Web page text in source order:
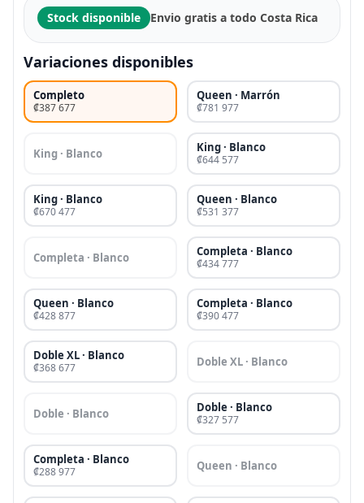
Stock disponible Envio gratis a todo Costa Rica
Variaciones disponibles
Completo
₡387 677
Queen · Marrón
₡781 977
King · Blanco King · Blanco
₡644 577
King · Blanco
₡670 477
Queen · Blanco
₡531 377
Completa · Blanco Completa · Blanco
₡434 777
Queen · Blanco
₡428 877
Completa · Blanco
₡390 477
Doble XL · Blanco
₡368 677 Doble XL · Blanco
Doble · Blanco Doble · Blanco
₡327 577
Completa · Blanco
₡288 977 Queen · Blanco